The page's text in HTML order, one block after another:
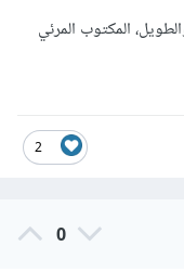
المكتوب المرئي
2
0